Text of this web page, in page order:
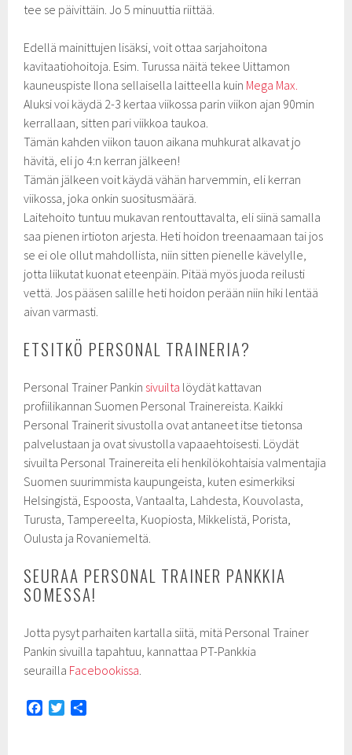
tee se päivittäin. Jo 5 minuuttia riittää.
Edellä mainittujen lisäksi, voit ottaa sarjahoitona
kavitaatiohoitoja. Esim. Turussa näitä tekee Uittamon
kauneuspiste Ilona sellaisella laitteella kuin Mega Max.
Aluksi voi käydä 2-3 kertaa viikossa parin viikon ajan 90min
kerrallaan, sitten pari viikkoa taukoa.
Tämän kahden viikon tauon aikana muhkurat alkavat jo
hävitä, eli jo 4:n kerran jälkeen!
Tämän jälkeen voit käydä vähän harvemmin, eli kerran
viikossa, joka onkin suositusmäärä.
Laitehoito tuntuu mukavan rentouttavalta, eli siinä samalla
saa pienen irtioton arjesta. Heti hoidon treenaamaan tai jos
se ei ole ollut mahdollista, niin sitten pienelle kävelylle,
jotta liikutat kuonat eteenpäin. Pitää myös juoda reilusti
vettä. Jos pääsen salille heti hoidon perään niin hiki lentää
aivan varmasti.
ETSITKÖ PERSONAL TRAINERIA?
Personal Trainer Pankin sivuilta löydät kattavan
profiilikannan Suomen Personal Trainereista. Kaikki
Personal Trainerit sivustolla ovat antaneet itse tietonsa
palvelustaan ja ovat sivustolla vapaaehtoisesti. Löydät
sivuilta Personal Trainereita eli henkilökohtaisia valmentajia
Suomen suurimmista kaupungeista, kuten esimerkiksi
Helsingistä, Espoosta, Vantaalta, Lahdesta, Kouvolasta,
Turusta, Tampereelta, Kuopiosta, Mikkelistä, Porista,
Oulusta ja Rovaniemeltä.
SEURAA PERSONAL TRAINER PANKKIA
SOMESSA!
Jotta pysyt parhaiten kartalla siitä, mitä Personal Trainer
Pankin sivuilla tapahtuu, kannattaa PT-Pankkia
seurailla Facebookissa.